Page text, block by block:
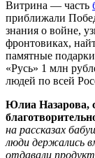
Витрина — часть
приближали
знания о войне,
фронтовиках,
памятные
«Русь» 1 млн
людей по всей
Юлиа Назарова,
на рассказах
люди держались
отдавали